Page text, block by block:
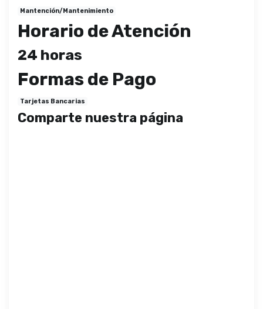
Mantención/Mantenimiento
Horario de Atención
24 horas
Formas de Pago
Tarjetas Bancarias
Comparte nuestra página